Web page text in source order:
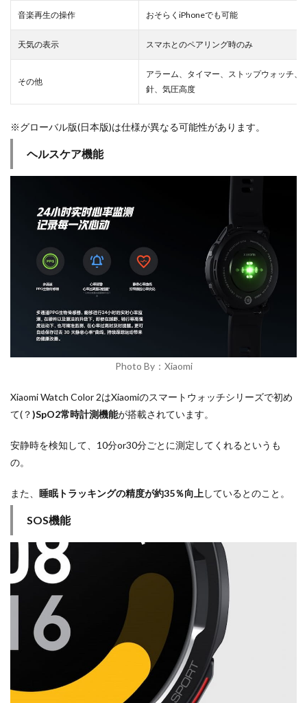
音楽再生の操作 おそらくiPhoneでも可能
天気の表示 スマホとのペアリング時のみ
その他
アラーム、タイマー、ストップウォッチ
針、気圧高度
※グローバル版(日本版)は仕様が異なる可能性があります。
ヘルスケア機能
Photo By：Xiaomi
Xiaomi Watch Color 2はXiaomiのスマートウォッチシリーズで初め
て(？)SpO2常時計測機能が搭載されています。
安静時を検知して、10分or30分ごとに測定してくれるというも
の。
また、 睡眠トラッキングの精度が約35％向上 しているとのこと。
SOS機能